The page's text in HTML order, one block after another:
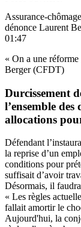
Assurance-
dénonce Laurent
01:47
« On a une
Berger (CFDT)
Durcissement
l’ensemble
allocations
Défendant
la reprise d’un
conditions pour
suffisait d’avoir
Désormais, il
« Les règles
fallait amortir le
Aujourd'hui, la